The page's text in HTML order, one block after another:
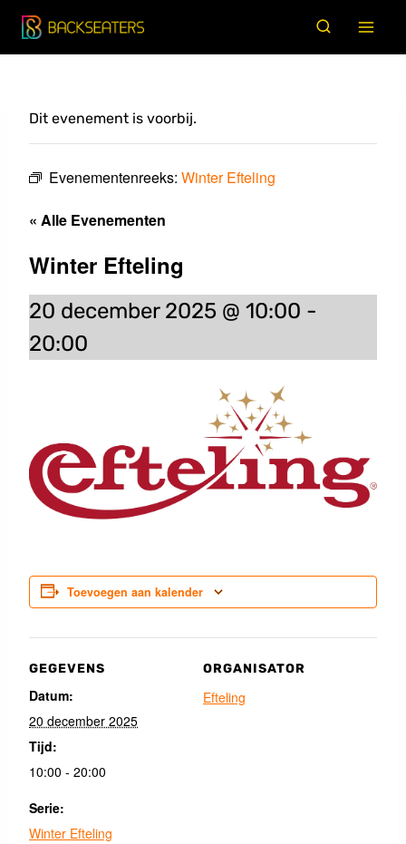
Doorgaan
naar
Dit evenement is voorbij.
Evenementenreeks: Winter Efteling
« Alle Evenementen
Winter Efteling
20 december 2025 @ 10:00 -
20:00
Toevoegen aan kalender
GEGEVENS
Datum:
20 december 2025
Tijd:
10:00 - 20:00
Serie:
Winter Efteling
ORGANISATOR
Efteling